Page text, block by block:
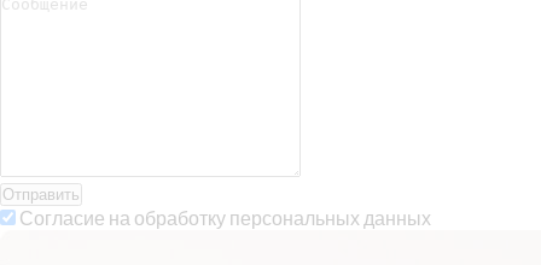
Отправить
Согласие на обработку персональных данных